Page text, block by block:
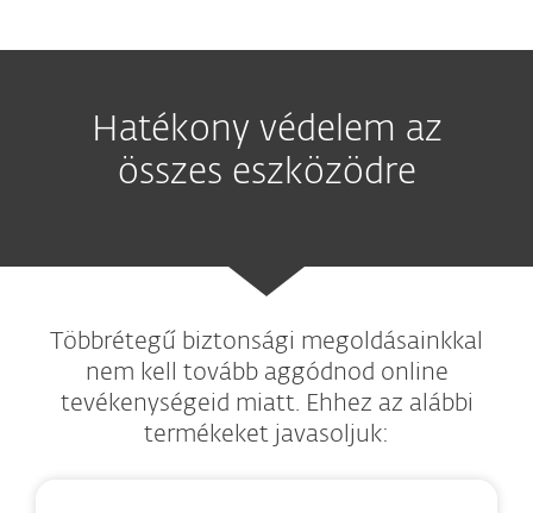
Hatékony védelem az
összes eszközödre
Többrétegű biztonsági megoldásainkkal
nem kell tovább aggódnod online
tevékenységeid miatt. Ehhez az alábbi
termékeket javasoljuk: